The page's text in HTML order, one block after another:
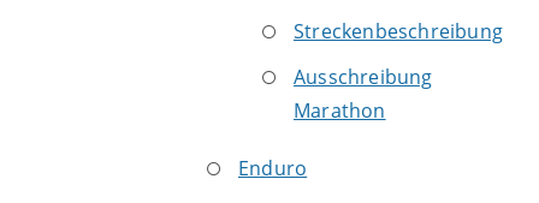
Streckenbeschreibung
Ausschreibung
Marathon
Enduro